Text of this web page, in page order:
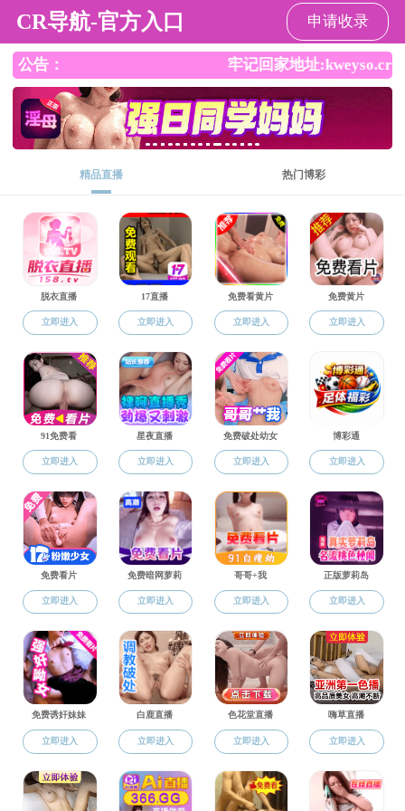
杏吧
杏吧概况 本科生教育
党务材料
思政建设
组织机构
党建动态
党务材料
党员积分管理
党务